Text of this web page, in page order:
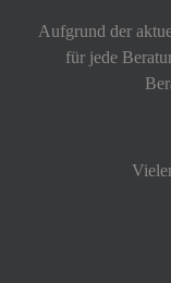
Aufgrund der
für jede